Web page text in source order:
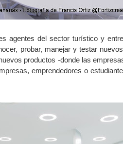
agentes del sector turístico y
probar, manejar y testar
productos -donde las
emprendedores o